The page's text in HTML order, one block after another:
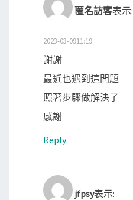
匿名訪客表示:
2023-03-0911:19
謝謝
最近也遇到這問題
照著步驟做解決了
感謝
Reply
jfpsy表示: